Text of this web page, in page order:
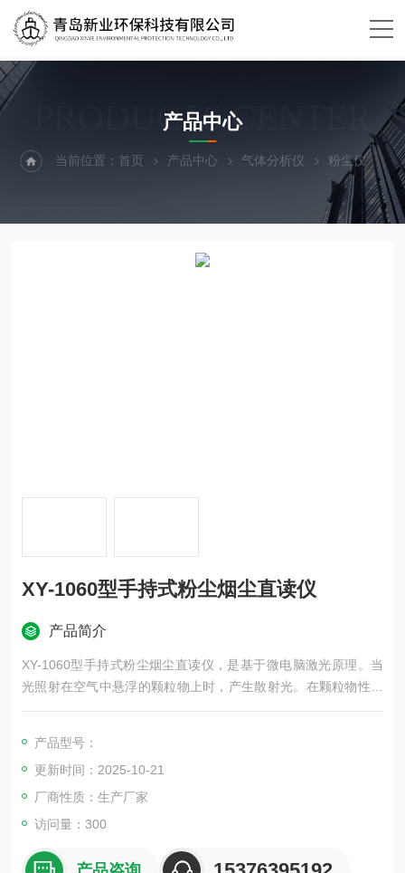
PRODUCTS CENTER
产品中心
当前位置：首页 产品中心 气体分析仪 粉尘仪
XY-1060型手持式粉尘烟尘直读仪
产品简介
XY-1060型手持式粉尘烟尘直读仪，是基于微电脑激光原理。当
光照射在空气中悬浮的颗粒物上时，产生散射光。在颗粒物性质
一定的条件下，颗粒物的散射光强度与其质量浓度成正比，通过
度。
产品型号：
更新时间：2025-10-21
厂商性质：生产厂家
访问量：300